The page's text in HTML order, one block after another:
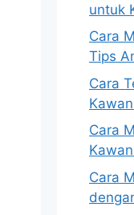
untuk
Cara
Tips
Cara
Cara
Cara